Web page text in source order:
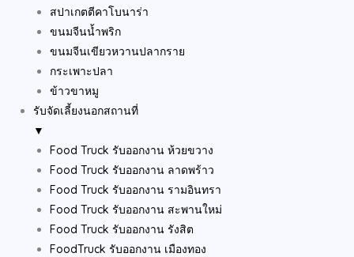
สปาเกตตีคาโบนาร่า
ขนมจีนน้ำพริก
ขนมจีนเขียวหวานปลากราย
กระเพาะปลา
ข้าวขาหมู
รับจัดเลี้ยงนอกสถานที่
▼
Food Truck รับออกงาน ห้วยขวาง
Food Truck รับออกงาน ลาดพร้าว
Food Truck รับออกงาน รามอินทรา
Food Truck รับออกงาน สะพานใหม่
Food Truck รับออกงาน รังสิต
FoodTruck รับออกงาน เมืองทอง